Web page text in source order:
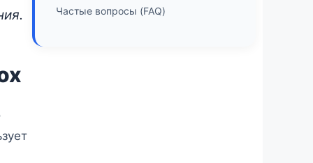
Частые вопросы (FAQ)